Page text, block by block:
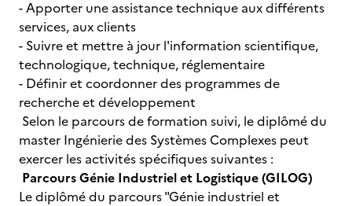
- Apporter une assistance technique aux différents
services, aux clients
- Suivre et mettre à jour l'information scientifique,
technologique, technique, réglementaire
- Définir et coordonner des programmes de
recherche et développement
Selon le parcours de formation suivi, le diplômé du
master Ingénierie des Systèmes Complexes peut
exercer les activités spécifiques suivantes :
Parcours Génie Industriel et Logistique (GILOG)
Le diplômé du parcours "Génie industriel et